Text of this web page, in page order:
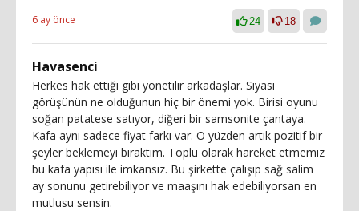
6 ay önce 24 18
Havasenci
Herkes hak ettiği gibi yönetilir arkadaşlar. Siyasi
görüşünün ne olduğunun hiç bir önemi yok. Birisi oyunu
soğan patatese satıyor, diğeri bir samsonite çantaya.
Kafa aynı sadece fiyat farkı var. O yüzden artık pozitif bir
şeyler beklemeyi bıraktım. Toplu olarak hareket etmemiz
bu kafa yapısı ile imkansız. Bu şirkette çalışıp sağ salim
ay sonunu getirebiliyor ve maaşını hak edebiliyorsan en
mutlusu sensin.